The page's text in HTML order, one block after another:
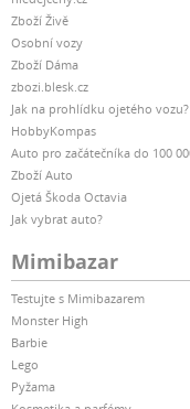
Zboží Živě
Osobní vozy
Zboží Dáma
zbozi.blesk.cz
Jak na prohlídku ojetého vozu?
HobbyKompas
Auto pro začátečníka do 100
Zboží Auto
Ojetá Škoda Octavia
Jak vybrat auto?
Mimibazar
Testujte s Mimibazarem
Monster High
Barbie
Lego
Pyžama